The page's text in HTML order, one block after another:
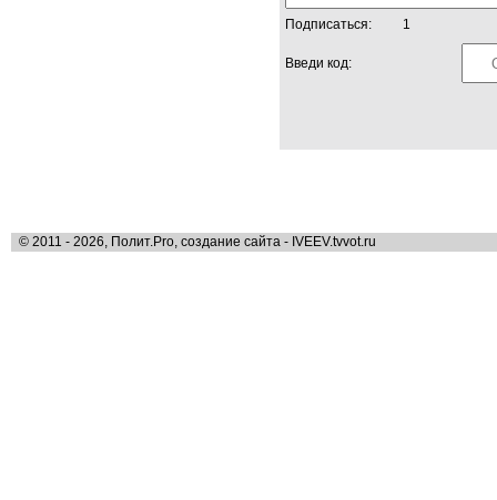
Подписаться: 1
Введи код:
© 2011 - 2026, Полит.Pro, создание сайта - IVEEV.tvvot.ru